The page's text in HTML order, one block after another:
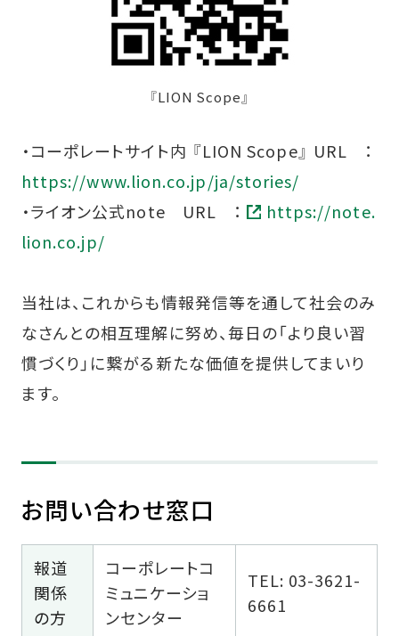
『LION Scope』
・コーポレートサイト内 『LION Scope』 URL ：
https://www.lion.co.jp/ja/stories/
・ライオン公式note URL ：
https://note.
lion.co.jp/
当社は、これからも情報発信等を通して社会のみ
なさんとの相互理解に努め、毎日の「より良い習
慣づくり」に繋がる新たな価値を提供してまいり
ます。
お問い合わせ窓口
報道
関係
の方
コーポレートコ
ミュニケーショ
ンセンター
TEL: 03-3621-
6661